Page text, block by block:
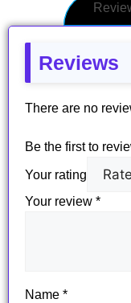
Reviews
There are no
Be the first to review
Your rating
Your review *
Name *